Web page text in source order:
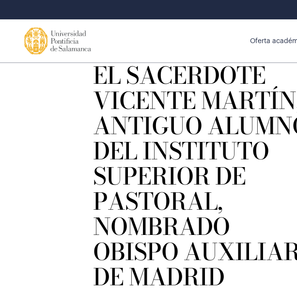
Oferta
EL SACERDOTE
VICENTE
ANTIGUO
DEL INSTITUTO
SUPERIOR DE
PASTORAL,
NOMBRADO
OBISPO
DE MADRID